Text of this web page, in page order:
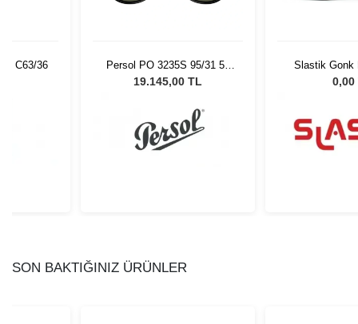
C63/36
Persol PO 3235S 95/31 55
Unisex Güneş Gözlüğü
19.145,00 TL
Slastik Gonk
Opt
0,00
SON BAKTIĞINIZ ÜRÜNLER